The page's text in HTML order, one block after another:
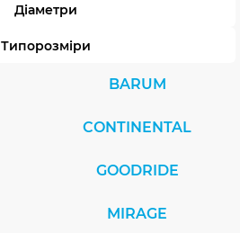
Діаметри
Типорозміри
BARUM
CONTINENTAL
GOODRIDE
MIRAGE